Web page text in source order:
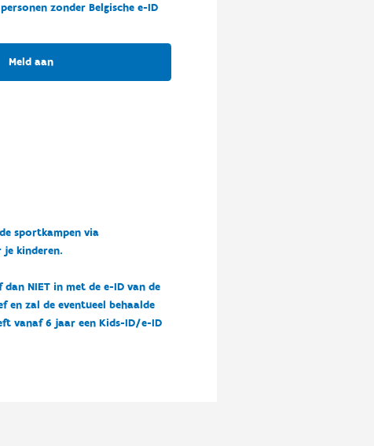
zonder Belgische e-ID
Meld aan
sportkampen via
kinderen.
NIET in met de e-ID van de
en zal de eventueel behaalde
vanaf 6 jaar een Kids-ID/e-ID